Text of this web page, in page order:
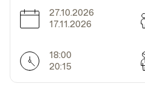
Date
27.10.2026
17.11.2026
Horarires
18:00
20:15